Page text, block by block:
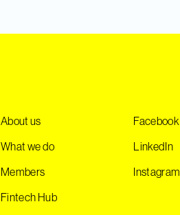
About us
What we do
Members
Fintech Hub
Facebook
LinkedIn
Instagram